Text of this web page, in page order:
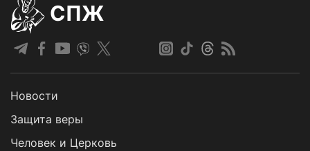
СПЖ
Новости
Защита веры
Человек и Церковь